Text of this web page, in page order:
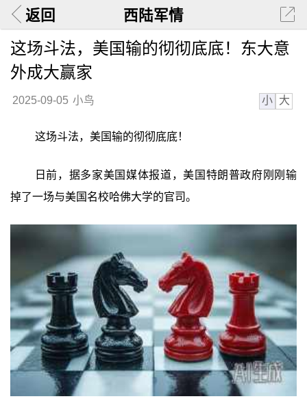
返回 西陆军情
这场斗法，美国输的彻彻底底！东大意
外成大赢家
2025-09-05 小鸟 小 大
这场斗法，美国输的彻彻底底！
日前，据多家美国媒体报道，美国特朗普政府刚刚输
掉了一场与美国名校哈佛大学的官司。